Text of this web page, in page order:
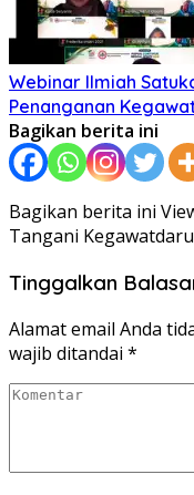
Webinar Ilmiah
Penanganan
Bagikan berita ini
Bagikan berita ini
Tangani
Tinggalkan
Alamat email Anda
wajib ditandai *